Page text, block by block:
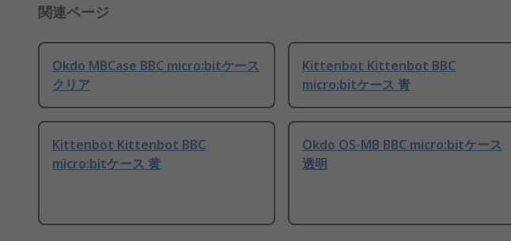
関連ページ
Okdo MBCase BBC micro:bitケース
クリア
Kittenbot Kittenbot BBC
micro:bitケース 青
Kittenbot Kittenbot BBC
micro:bitケース 黄
Okdo OS-MB BBC micro:bitケース
透明